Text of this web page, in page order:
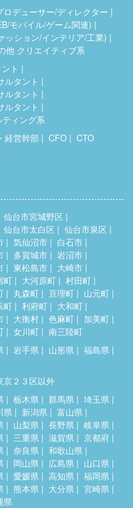
ロデューサー/ディレクター
モバイル/ゲーム関連)
ッション/インテリア/工業)
他 クリエイティブ系
ト
ルタント
ルタント
ルタント
ィング系
経営幹部 CFO
CTO
仙台市宮城野区
仙台市太白区
仙台市泉区
気仙沼市
白石市
多賀城市
岩沼市
東松島市
大崎市
町 大河原町
村田町
丸森町 亘理町
山元町
町 利府町
大和町
大衡村 色麻町
加美町
女川町
南三陸町
岩手県 山形県
福島県
京２３区以外
栃木県 群馬県
埼玉県
県 新潟県
富山県
山梨県 長野県
岐阜県
三重県 滋賀県
京都府
奈良県
和歌山県
岡山県 広島県
山口県
愛媛県 高知県
福岡県
熊本県 大分県
宮崎県
県